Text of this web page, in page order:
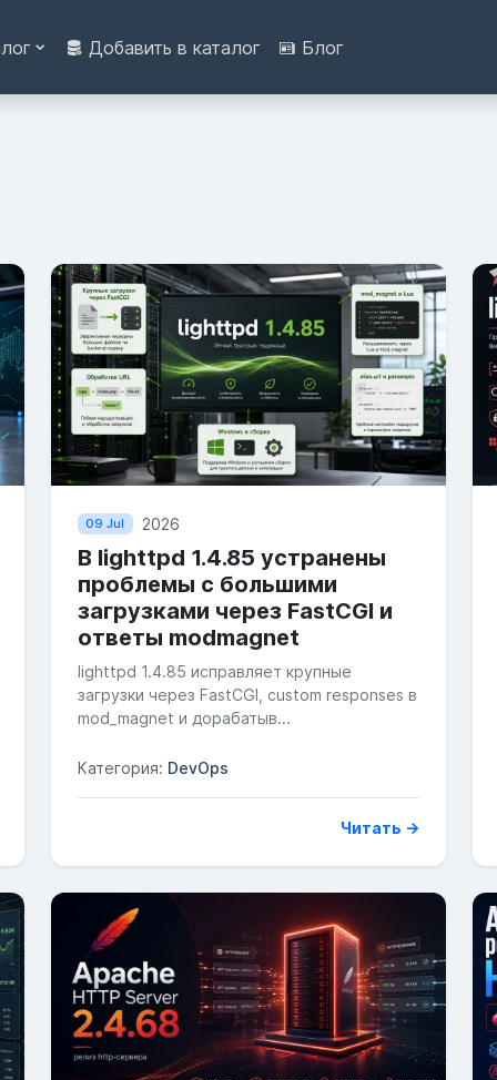
Добавить в каталог Блог
09 Jul 2026
В lighttpd 1.4.85 устранены
проблемы с большими
загрузками через FastCGI и
ответы modmagnet
lighttpd 1.4.85 исправляет крупные
загрузки через FastCGI, custom responses в
mod_magnet и дорабатыв...
Категория: DevOps
Читать →